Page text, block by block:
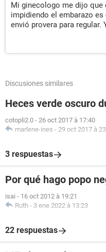
Mi ginecologo me dijo que
impidiendo el embarazo
envió provera para regular.
Discusiones similares
Heces verde oscuro
cotopli2.0 - 26 oct 2017 à 17:40
marlene-ines - 29 oct 2017 à
3 respuestas
Por qué hago popo
isai - 16 oct 2012 à 19:21
Ruth - 3 ene 2022 à 13:23
22 respuestas